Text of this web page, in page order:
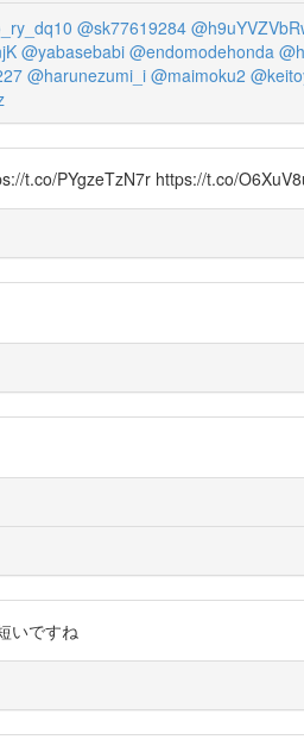
@sk77619284
@yabasebabi @endomodehonda
@harunezumi_i @maimoku2
t.co/PYgzeTzN7r https://t.co/
いですね